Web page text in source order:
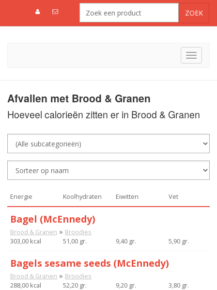
Toggle
Afvallen met Brood & Granen
Hoeveel calorieën zitten er in Brood & Granen
Energie Koolhydraten Eiwitten Vet
Bagel (McEnnedy)
Brood & Granen » Broodjes
303,00 kcal
51,00 gr. 9,40 gr. 5,90 gr.
Bagels sesame seeds (McEnnedy)
Brood & Granen » Broodjes
288,00 kcal
52,20 gr. 9,20 gr. 3,80 gr.